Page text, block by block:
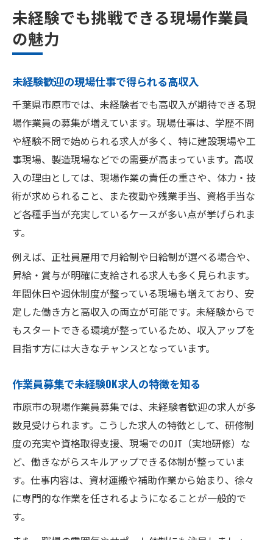
未経験でも挑戦できる現場作業員
の魅力
未経験歓迎の現場仕事で得られる高収入
千葉県市原市では、未経験者でも高収入が期待できる現
場作業員の募集が増えています。現場仕事は、学歴不問
や経験不問で始められる求人が多く、特に建設現場や工
事現場、製造現場などでの需要が高まっています。高収
入の理由としては、現場作業の責任の重さや、体力・技
術が求められること、また夜勤や残業手当、資格手当な
ど各種手当が充実しているケースが多い点が挙げられま
す。
例えば、正社員雇用で月給制や日給制が選べる場合や、
昇給・賞与が明確に支給される求人も多く見られます。
年間休日や週休制度が整っている現場も増えており、安
定した働き方と高収入の両立が可能です。未経験からで
もスタートできる環境が整っているため、収入アップを
目指す方には大きなチャンスとなっています。
作業員募集で未経験OK求人の特徴を知る
市原市の現場作業員募集では、未経験者歓迎の求人が多
数見受けられます。こうした求人の特徴として、研修制
度の充実や資格取得支援、現場でのOJT（実地研修）な
ど、働きながらスキルアップできる体制が整っていま
す。仕事内容は、資材運搬や補助作業から始まり、徐々
に専門的な作業を任されるようになることが一般的で
す。